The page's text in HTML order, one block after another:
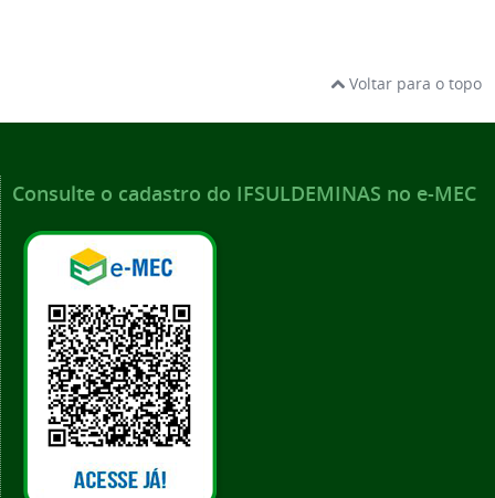
Voltar para o topo
Consulte o cadastro do IFSULDEMINAS no e-MEC